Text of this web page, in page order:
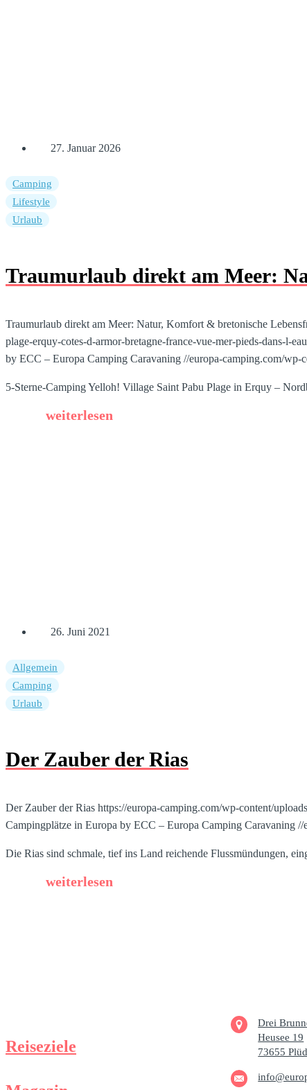
27. Januar 2026
Camping
Lifestyle
Urlaub
Traumurlaub direkt am Meer:
Traumurlaub direkt am Meer: Natur, Komfort & bretonische
plage-erquy-cotes-d-armor-bretagne-france-vue-mer-pieds-dans-l-
by ECC – Europa Camping Caravaning //europa-camping.com/wp-
5-Sterne-Camping Yelloh! Village Saint Pabu Plage in Erquy –
weiterlesen
26. Juni 2021
Allgemein
Camping
Urlaub
Der Zauber der Rias
Der Zauber der Rias https://europa-camping.com/wp-content/
Campingplätze in Europa by ECC – Europa Camping Caravaning //
Die Rias sind schmale, tief ins Land reichende Flussmündungen,
weiterlesen
Reiseziele
Drei
Heusee 19
73655